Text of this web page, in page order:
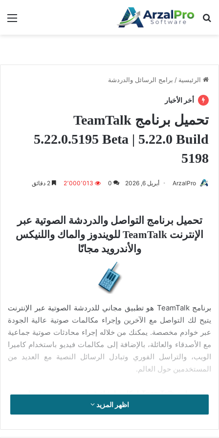
بحث عن
الرئيسية / برامج الرسائل والدردشة
أخر الأخبار
تحميل برنامج TeamTalk
5.22.0.5195 Beta | 5.22.0 Build
5198
ArzalPro أبريل 6, 2026 0 2٬000٬013
تحميل برنامج التواصل والدردشة الصوتية عبر
الإنترنت TeamTalk للويندوز والماك واللنيكس
والأندرويد مجانًا
برنامج TeamTalk هو تطبيق مجاني للدردشة الصوتية عبر الإنترنت
يتيح لك التواصل مع الآخرين وإجراء مكالمات صوتية عالية الجودة
عبر خوادم مخصصة. يمكنك من خلاله إجراء محادثات صوتية جماعية
مع الأصدقاء والعائلة، بالإضافة إلى مكالمات فيديو باستخدام كاميرا
الويب، والتراسل الفوري وتبادل الرسائل النصية مع العديد من
المستخدمين حول العالم.
يوفر برنامج TeamTalk إمكانية إنشاء غرف دردشة صوتية خاصة مع
فريق العمل أو مجموعة من أصدقائك المقربين، بالإضافة إلى تبادل
الملفات والصور والموسيقى مع مستخدمين آخرين على الخادم. يتيح
لك البرنامج تسجيل المكالمات الصوتية بجودة عالية، وبث مباشر
اظهر المزيد